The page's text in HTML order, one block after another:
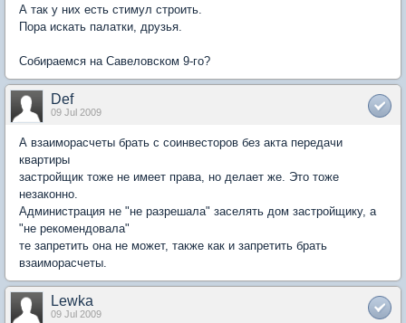
А так у них есть стимул строить.
Пора искать палатки, друзья.
Собираемся на Савеловском 9-го?
Def
09 Jul 2009
А взаиморасчеты брать с соинвесторов без акта передачи
квартиры
застройщик тоже не имеет права, но делает же. Это тоже
незаконно.
Администрация не "не разрешала" заселять дом застройщику, а
"не рекомендовала"
те запретить она не может, также как и запретить брать
взаиморасчеты.
Lewka
09 Jul 2009